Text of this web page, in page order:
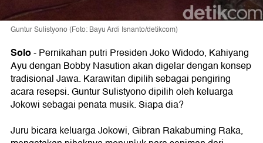
Guntur Sulistyono (Foto: Bayu Ardi Isnanto/detikcom)
Solo-Pernikahan putri Presiden Joko Widodo, Kahiyang
Ayu dengan Bobby Nasution akan digelar dengan konsep
tradisional Jawa. Karawitan dipilih sebagai pengiring
acara resepsi. Guntur Sulistyono dipilih oleh keluarga
Jokowi sebagai penata musik. Siapa dia?
Juru bicara keluarga Jokowi, Gibran Rakabuming Raka,